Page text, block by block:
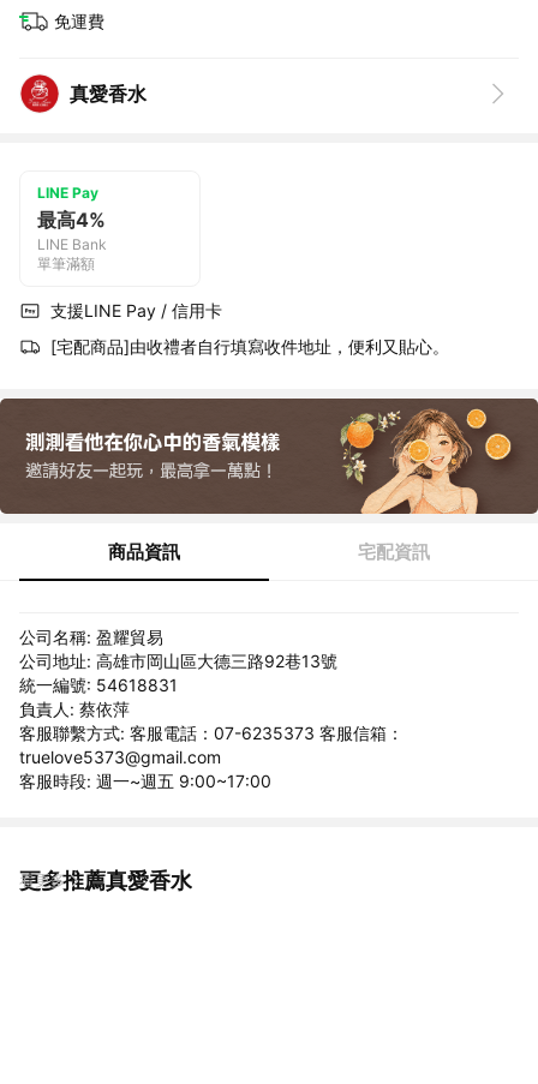
免運費
真愛香水
LINE Pay
最高4%
LINE Bank
單筆滿額
支援LINE Pay / 信用卡
[宅配商品]由收禮者自行填寫收件地址，便利又貼心。
商品資訊 宅配資訊
公司名稱: 盈耀貿易
公司地址: 高雄市岡山區大德三路92巷13號
統一編號: 54618831
負責人: 蔡依萍
客服聯繫方式: 客服電話：07-6235373 客服信箱：
truelove5373@gmail.com
客服時段: 週一~週五 9:00~17:00
更多推薦真愛香水
看更多